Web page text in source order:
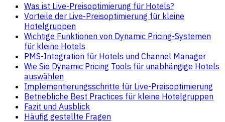
Was ist Live-Preisoptimierung für Hotels?
Vorteile der Live-Preisoptimierung für kleine
Hotelgruppen
Wichtige Funktionen von Dynamic Pricing-Systemen
für kleine Hotels
PMS-Integration für Hotels und Channel Manager
Wie Sie Dynamic Pricing Tools für unabhängige Hotels
auswählen
Implementierungsschritte für Live-Preisoptimierung
Betriebliche Best Practices für kleine Hotelgruppen
Fazit und Ausblick
Häufig gestellte Fragen